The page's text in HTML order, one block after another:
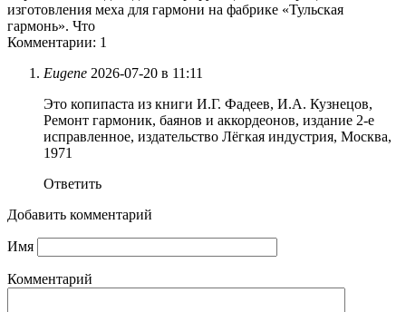
изготовления меха для гармони на фабрике «Тульская
гармонь». Что
Комментарии: 1
Eugene 2026-07-20 в 11:11
Это копипаста из книги И.Г. Фадеев, И.А. Кузнецов,
Ремонт гармоник, баянов и аккордеонов, издание 2-е
исправленное, издательство Лёгкая индустрия, Москва,
1971
Ответить
Добавить комментарий
Имя
Комментарий